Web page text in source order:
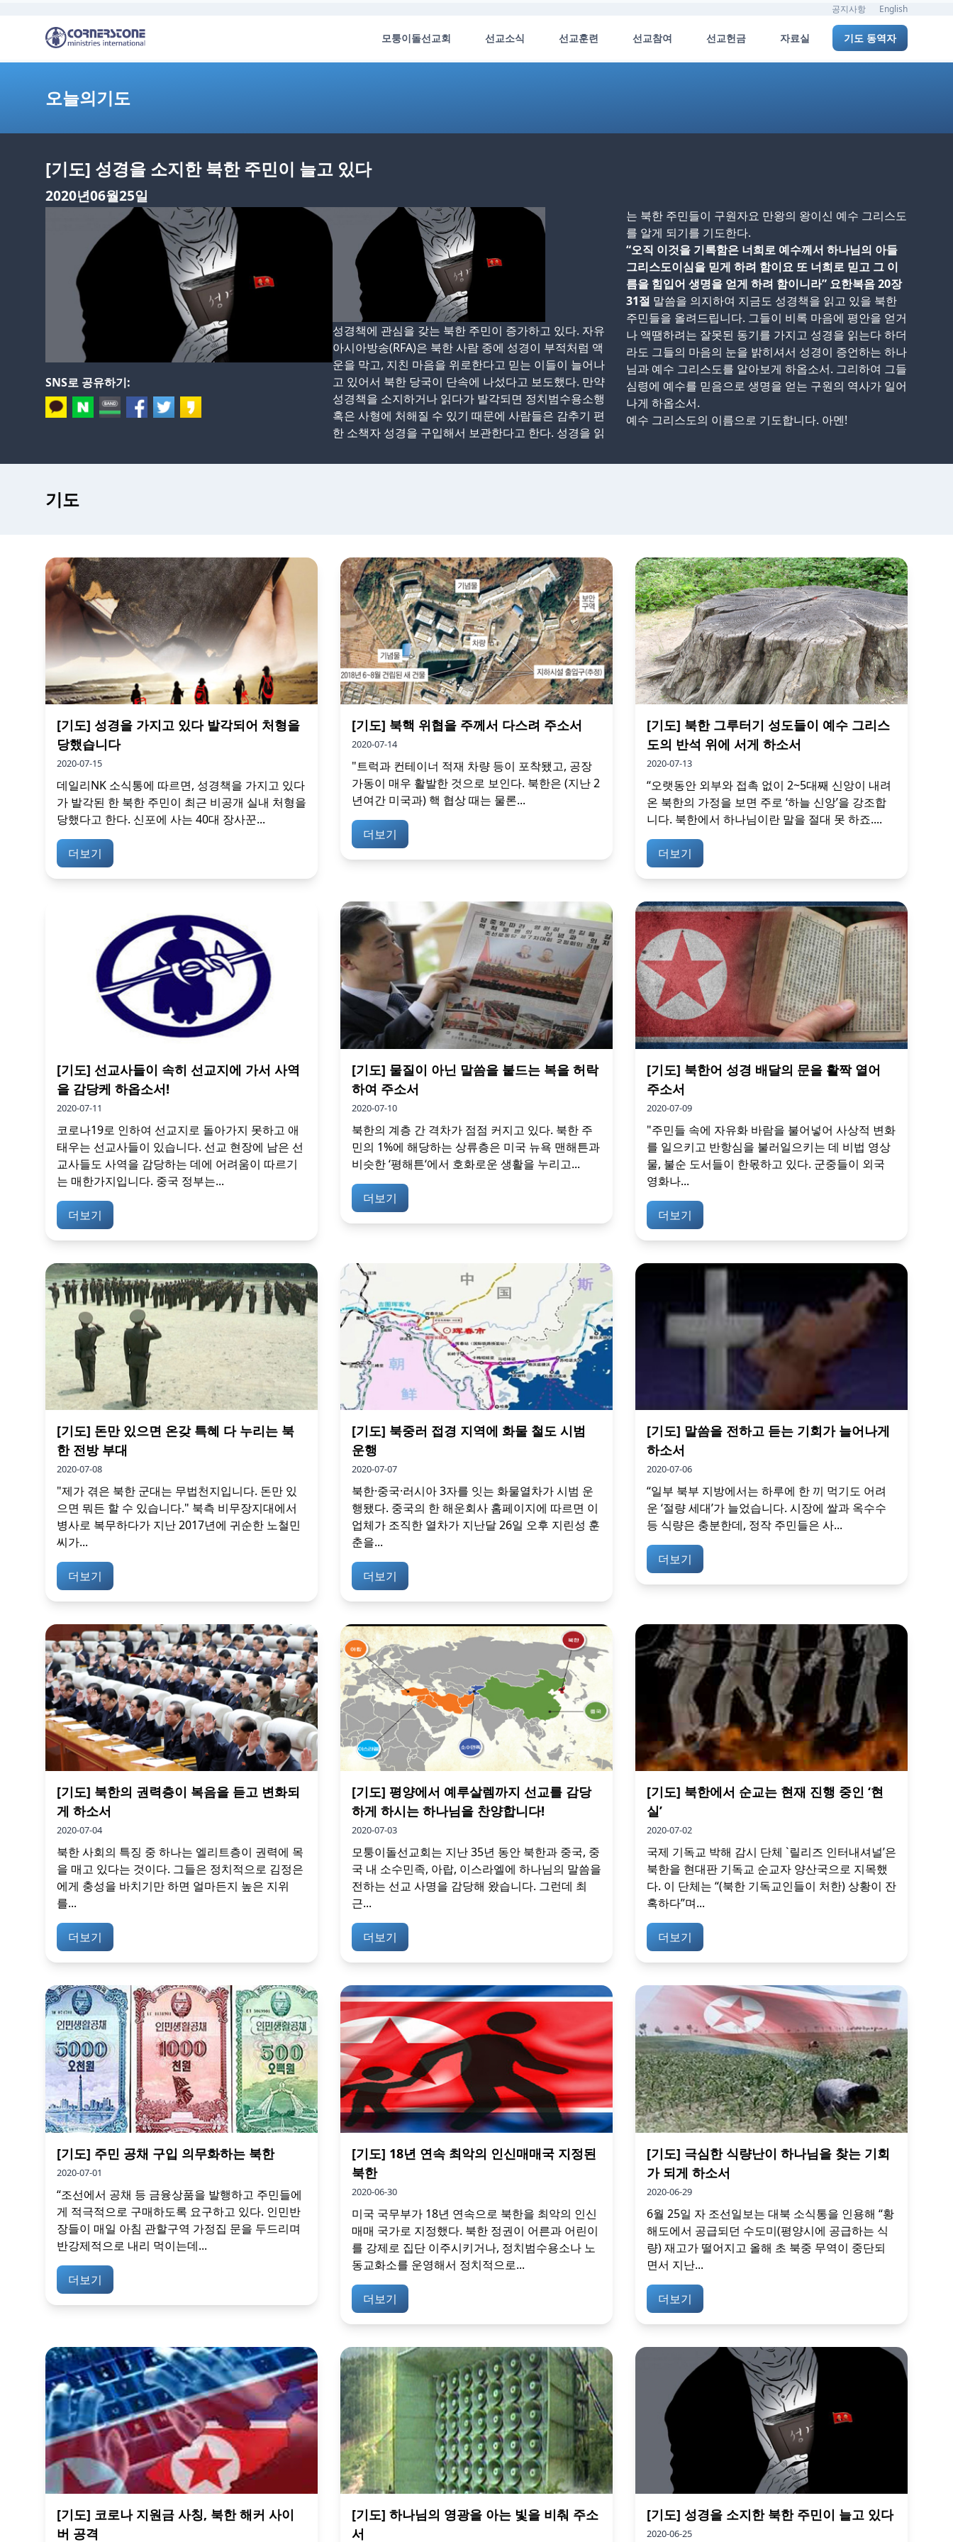
공지사항 English
모퉁이돌선교회 선교소식 선교훈련 선교참여 선교헌금 자료실 기도 동역자
오늘의기도
[기도] 성경을 소지한 북한 주민이 늘고 있다
2020년06월25일
SNS로 공유하기:
성경책에 관심을 갖는 북한 주민이 증가하고 있다. 자유
아시아방송(RFA)은 북한 사람 중에 성경이 부적처럼 액
운을 막고, 지친 마음을 위로한다고 믿는 이들이 늘어나
고 있어서 북한 당국이 단속에 나섰다고 보도했다. 만약
성경책을 소지하거나 읽다가 발각되면 정치범수용소행
혹은 사형에 처해질 수 있기 때문에 사람들은 감추기 편
한 소책자 성경을 구입해서 보관한다고 한다. 성경을 읽
는 북한 주민들이 구원자요 만왕의 왕이신 예수 그리스도
를 알게 되기를 기도한다.
“오직 이것을 기록함은 너희로 예수께서 하나님의 아들
그리스도이심을 믿게 하려 함이요 또 너희로 믿고 그 이
름을 힘입어 생명을 얻게 하려 함이니라” 요한복음 20장
31절 말씀을 의지하여 지금도 성경책을 읽고 있을 북한
주민들을 올려드립니다. 그들이 비록 마음에 평안을 얻거
나 액땜하려는 잘못된 동기를 가지고 성경을 읽는다 하더
라도 그들의 마음의 눈을 밝히셔서 성경이 증언하는 하나
님과 예수 그리스도를 알아보게 하옵소서. 그리하여 그들
심령에 예수를 믿음으로 생명을 얻는 구원의 역사가 일어
나게 하옵소서.
예수 그리스도의 이름으로 기도합니다. 아멘!
기도
[기도] 성경을 가지고 있다 발각되어 처형을
당했습니다
2020-07-15
데일리NK 소식통에 따르면, 성경책을 가지고 있다
가 발각된 한 북한 주민이 최근 비공개 실내 처형을
당했다고 한다. 신포에 사는 40대 장사꾼...
더보기
[기도] 북핵 위협을 주께서 다스려 주소서
2020-07-14
"트럭과 컨테이너 적재 차량 등이 포착됐고, 공장
가동이 매우 활발한 것으로 보인다. 북한은 (지난 2
년여간 미국과) 핵 협상 때는 물론...
더보기
[기도] 북한 그루터기 성도들이 예수 그리스
도의 반석 위에 서게 하소서
2020-07-13
“오랫동안 외부와 접촉 없이 2~5대째 신앙이 내려
온 북한의 가정을 보면 주로 ‘하늘 신앙’을 강조합
니다. 북한에서 하나님이란 말을 절대 못 하죠....
더보기
[기도] 선교사들이 속히 선교지에 가서 사역
을 감당케 하옵소서!
2020-07-11
코로나19로 인하여 선교지로 돌아가지 못하고 애
태우는 선교사들이 있습니다. 선교 현장에 남은 선
교사들도 사역을 감당하는 데에 어려움이 따르기
는 매한가지입니다. 중국 정부는...
더보기
[기도] 물질이 아닌 말씀을 붙드는 복을 허락
하여 주소서
2020-07-10
북한의 계층 간 격차가 점점 커지고 있다. 북한 주
민의 1%에 해당하는 상류층은 미국 뉴욕 맨해튼과
비슷한 ‘평해튼‘에서 호화로운 생활을 누리고...
더보기
[기도] 북한어 성경 배달의 문을 활짝 열어
주소서
2020-07-09
"주민들 속에 자유화 바람을 불어넣어 사상적 변화
를 일으키고 반항심을 불러일으키는 데 비법 영상
물, 불순 도서들이 한몫하고 있다. 군중들이 외국
영화나...
더보기
[기도] 돈만 있으면 온갖 특혜 다 누리는 북
한 전방 부대
2020-07-08
"제가 겪은 북한 군대는 무법천지입니다. 돈만 있
으면 뭐든 할 수 있습니다." 북측 비무장지대에서
병사로 복무하다가 지난 2017년에 귀순한 노철민
씨가...
더보기
[기도] 북중러 접경 지역에 화물 철도 시범
운행
2020-07-07
북한·중국·러시아 3자를 잇는 화물열차가 시범 운
행됐다. 중국의 한 해운회사 홈페이지에 따르면 이
업체가 조직한 열차가 지난달 26일 오후 지린성 훈
춘을...
더보기
[기도] 말씀을 전하고 듣는 기회가 늘어나게
하소서
2020-07-06
“일부 북부 지방에서는 하루에 한 끼 먹기도 어려
운 ‘절량 세대’가 늘었습니다. 시장에 쌀과 옥수수
등 식량은 충분한데, 정작 주민들은 사...
더보기
[기도] 북한의 권력층이 복음을 듣고 변화되
게 하소서
2020-07-04
북한 사회의 특징 중 하나는 엘리트층이 권력에 목
을 매고 있다는 것이다. 그들은 정치적으로 김정은
에게 충성을 바치기만 하면 얼마든지 높은 지위
를...
더보기
[기도] 평양에서 예루살렘까지 선교를 감당
하게 하시는 하나님을 찬양합니다!
2020-07-03
모퉁이돌선교회는 지난 35년 동안 북한과 중국, 중
국 내 소수민족, 아랍, 이스라엘에 하나님의 말씀을
전하는 선교 사명을 감당해 왔습니다. 그런데 최
근...
더보기
[기도] 북한에서 순교는 현재 진행 중인 ‘현
실’
2020-07-02
국제 기독교 박해 감시 단체 `릴리즈 인터내셔널’은
북한을 현대판 기독교 순교자 양산국으로 지목했
다. 이 단체는 “(북한 기독교인들이 처한) 상황이 잔
혹하다”며...
더보기
[기도] 주민 공채 구입 의무화하는 북한
2020-07-01
“조선에서 공채 등 금융상품을 발행하고 주민들에
게 적극적으로 구매하도록 요구하고 있다. 인민반
장들이 매일 아침 관할구역 가정집 문을 두드리며
반강제적으로 내리 먹이는데...
더보기
[기도] 18년 연속 최악의 인신매매국 지정된
북한
2020-06-30
미국 국무부가 18년 연속으로 북한을 최악의 인신
매매 국가로 지정했다. 북한 정권이 어른과 어린이
를 강제로 집단 이주시키거나, 정치범수용소나 노
동교화소를 운영해서 정치적으로...
더보기
[기도] 극심한 식량난이 하나님을 찾는 기회
가 되게 하소서
2020-06-29
6월 25일 자 조선일보는 대북 소식통을 인용해 “황
해도에서 공급되던 수도미(평양시에 공급하는 식
량) 재고가 떨어지고 올해 초 북중 무역이 중단되
면서 지난...
더보기
[기도] 코로나 지원금 사칭, 북한 해커 사이
버 공격
[기도] 하나님의 영광을 아는 빛을 비춰 주소
서
[기도] 성경을 소지한 북한 주민이 늘고 있다
2020-06-25